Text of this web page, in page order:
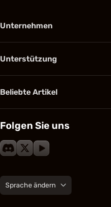
Unternehmen
Unterstützung
Beliebte Artikel
Folgen Sie uns
Sprache ändern